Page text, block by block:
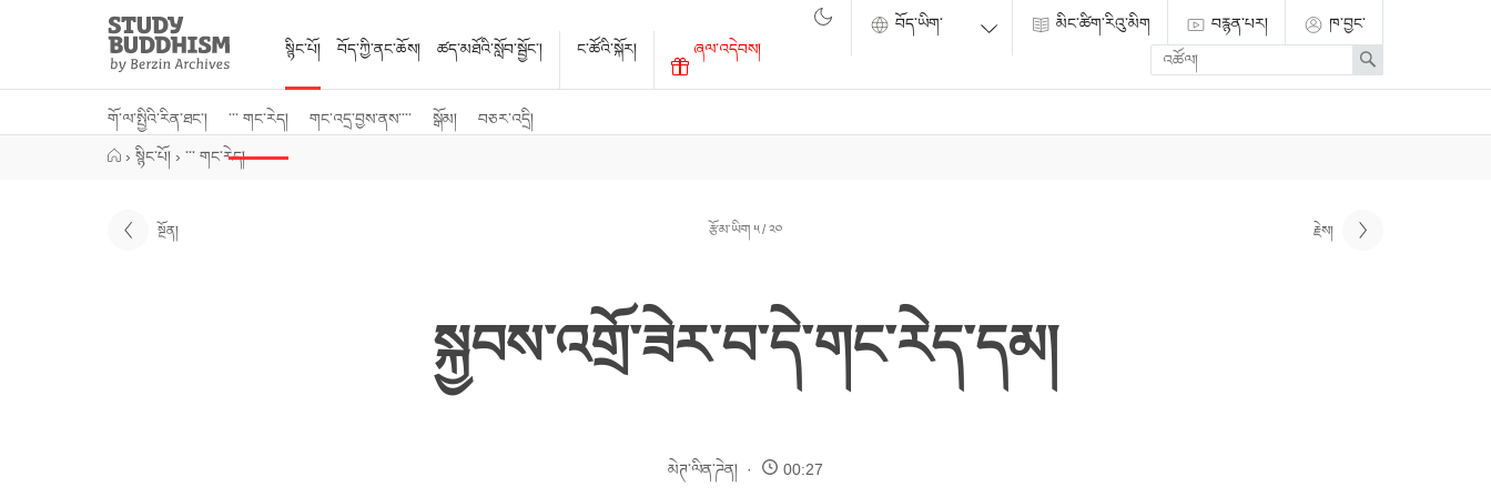
Study
Buddhism
Home
སྙིང་པོ།
གོ་ལ་སྤྱིའི་རིན་ཐང་། ་་་ གང་རེད། གང་འདྲ་བྱས་ནས་་་་ སྒོམ། བཅར་འདྲི།
བོད་ཀྱི་ནང་ཆོས། ཚད་མཐོའི་སློབ་སྦྱོང་། ང་ཚོའི་སྐོར། ཞལ་འདེབས།
མིང་ཚིག་རིའུ་མིག བརྙན་པར།
ཁ་བྱང་
Enter
search
term
Search
› སྙིང་པོ། › ་་་ གང་རེད།
སྔོན། རྩོམ་ཡིག ༥ / ༢༠ རྗེས།
སྐྱབས་འགྲོ་ཟེར་བ་དེ་གང་རེད་དམ།
མེཊ་ལིན་ཌེན། 00:27